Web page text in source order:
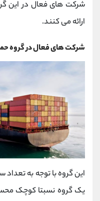
شرکت های فعال در این
ارائه می کنند.
شرکت های فعال در گروه
این گروه با توجه به
یک گروه نسبتا کوچک